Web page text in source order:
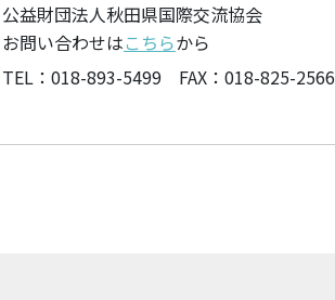
公益財団法人秋田県国際交流協会
お問い合わせはこちらから
TEL：018-893-5499 FAX：018-825-2566